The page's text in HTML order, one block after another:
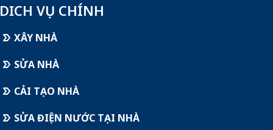
DỊCH VỤ CHÍNH
XÂY NHÀ
SỬA NHÀ
CẢI TẠO NHÀ
SỬA ĐIỆN NƯỚC TẠI NHÀ